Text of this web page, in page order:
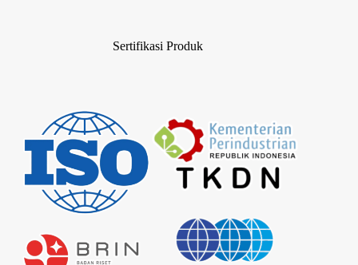
Sertifikasi Produk